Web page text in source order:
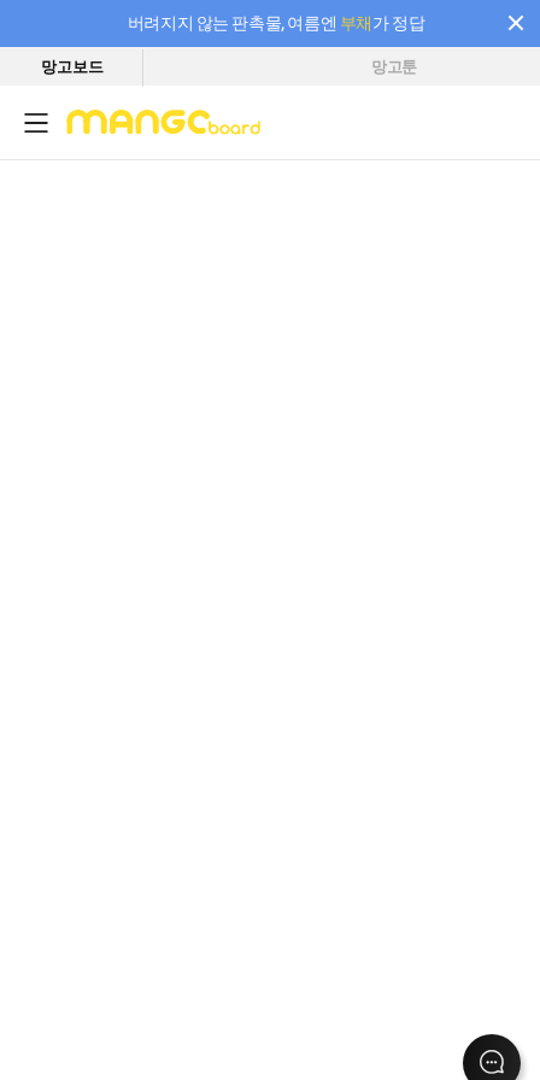
버려지지 않는 판촉물, 여름엔 부채가 정답
필요한 만큼 충전하고 끊김 없이 작업하세요! 새로워진 AI 부스터 요금제
망고보드 망고툰